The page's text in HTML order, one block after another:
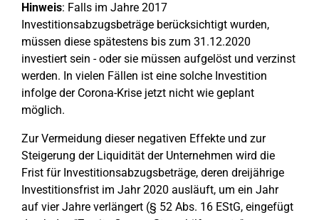
Hinweis: Falls im Jahre 2017
Investitionsabzugsbeträge berücksichtigt wurden,
müssen diese spätestens bis zum 31.12.2020
investiert sein - oder sie müssen aufgelöst und verzinst
werden. In vielen Fällen ist eine solche Investition
infolge der Corona-Krise jetzt nicht wie geplant
möglich.
Zur Vermeidung dieser negativen Effekte und zur
Steigerung der Liquidität der Unternehmen wird die
Frist für Investitionsabzugsbeträge, deren dreijährige
Investitionsfrist im Jahr 2020 ausläuft, um ein Jahr
auf vier Jahre verlängert (§ 52 Abs. 16 EStG, eingefügt